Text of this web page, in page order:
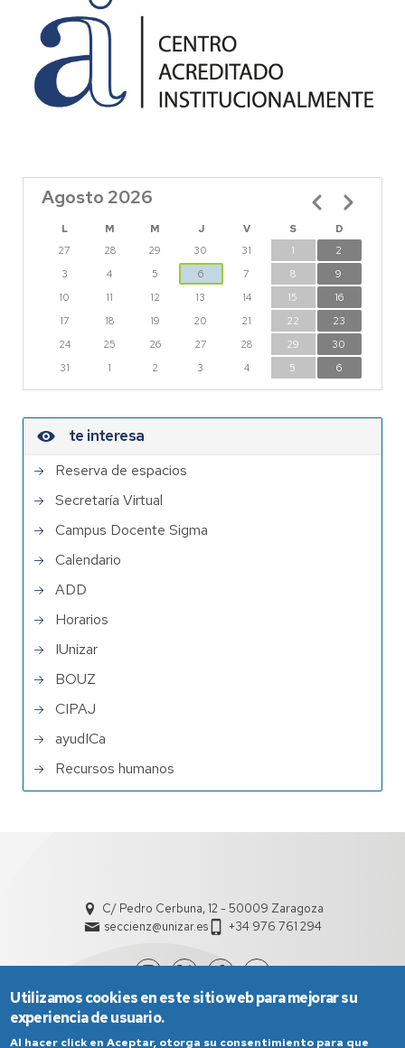
Agosto 2026
L M M J V S
D
27
28 29 30 31 1
2
3
4 5 6 7 8
9
10
11 12 13 14 15
16
17
18 19 20 21 22
23
24
25 26 27 28 29
30
31
1 2 3 4 5 6
Paginación
te interesa
Reserva de espacios
Secretaría Virtual
Campus Docente Sigma
Calendario
ADD
Horarios
IUnizar
BOUZ
CIPAJ
ayudICa
Recursos humanos
C/ Pedro Cerbuna, 12 - 50009 Zaragoza
seccienz@unizar.es
+34 976 761 294
Utilizamos cookies en este sitio web para mejorar su
experiencia de usuario.
Al hacer click en Aceptar, otorga su consentimiento para que